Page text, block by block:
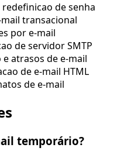
de senha
transacional
por e-mail
de servidor SMTP
atrasos de e-mail
de e-mail HTML
de e-mail
temporário?